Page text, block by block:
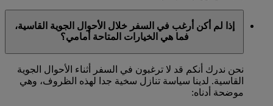
إذا لم أكن أرغب في السفر خلال الأحوال الجوية القاسية،
فما هي الخيارات المتاحة أمامي؟
نحن ندرك أنكم قد لا ترغبون في السفر أثناء الأحوال الجوية
القاسية. لدينا سياسة تنازل سخية جدا لهذه الظروف، وهي
موضحة أدناه: